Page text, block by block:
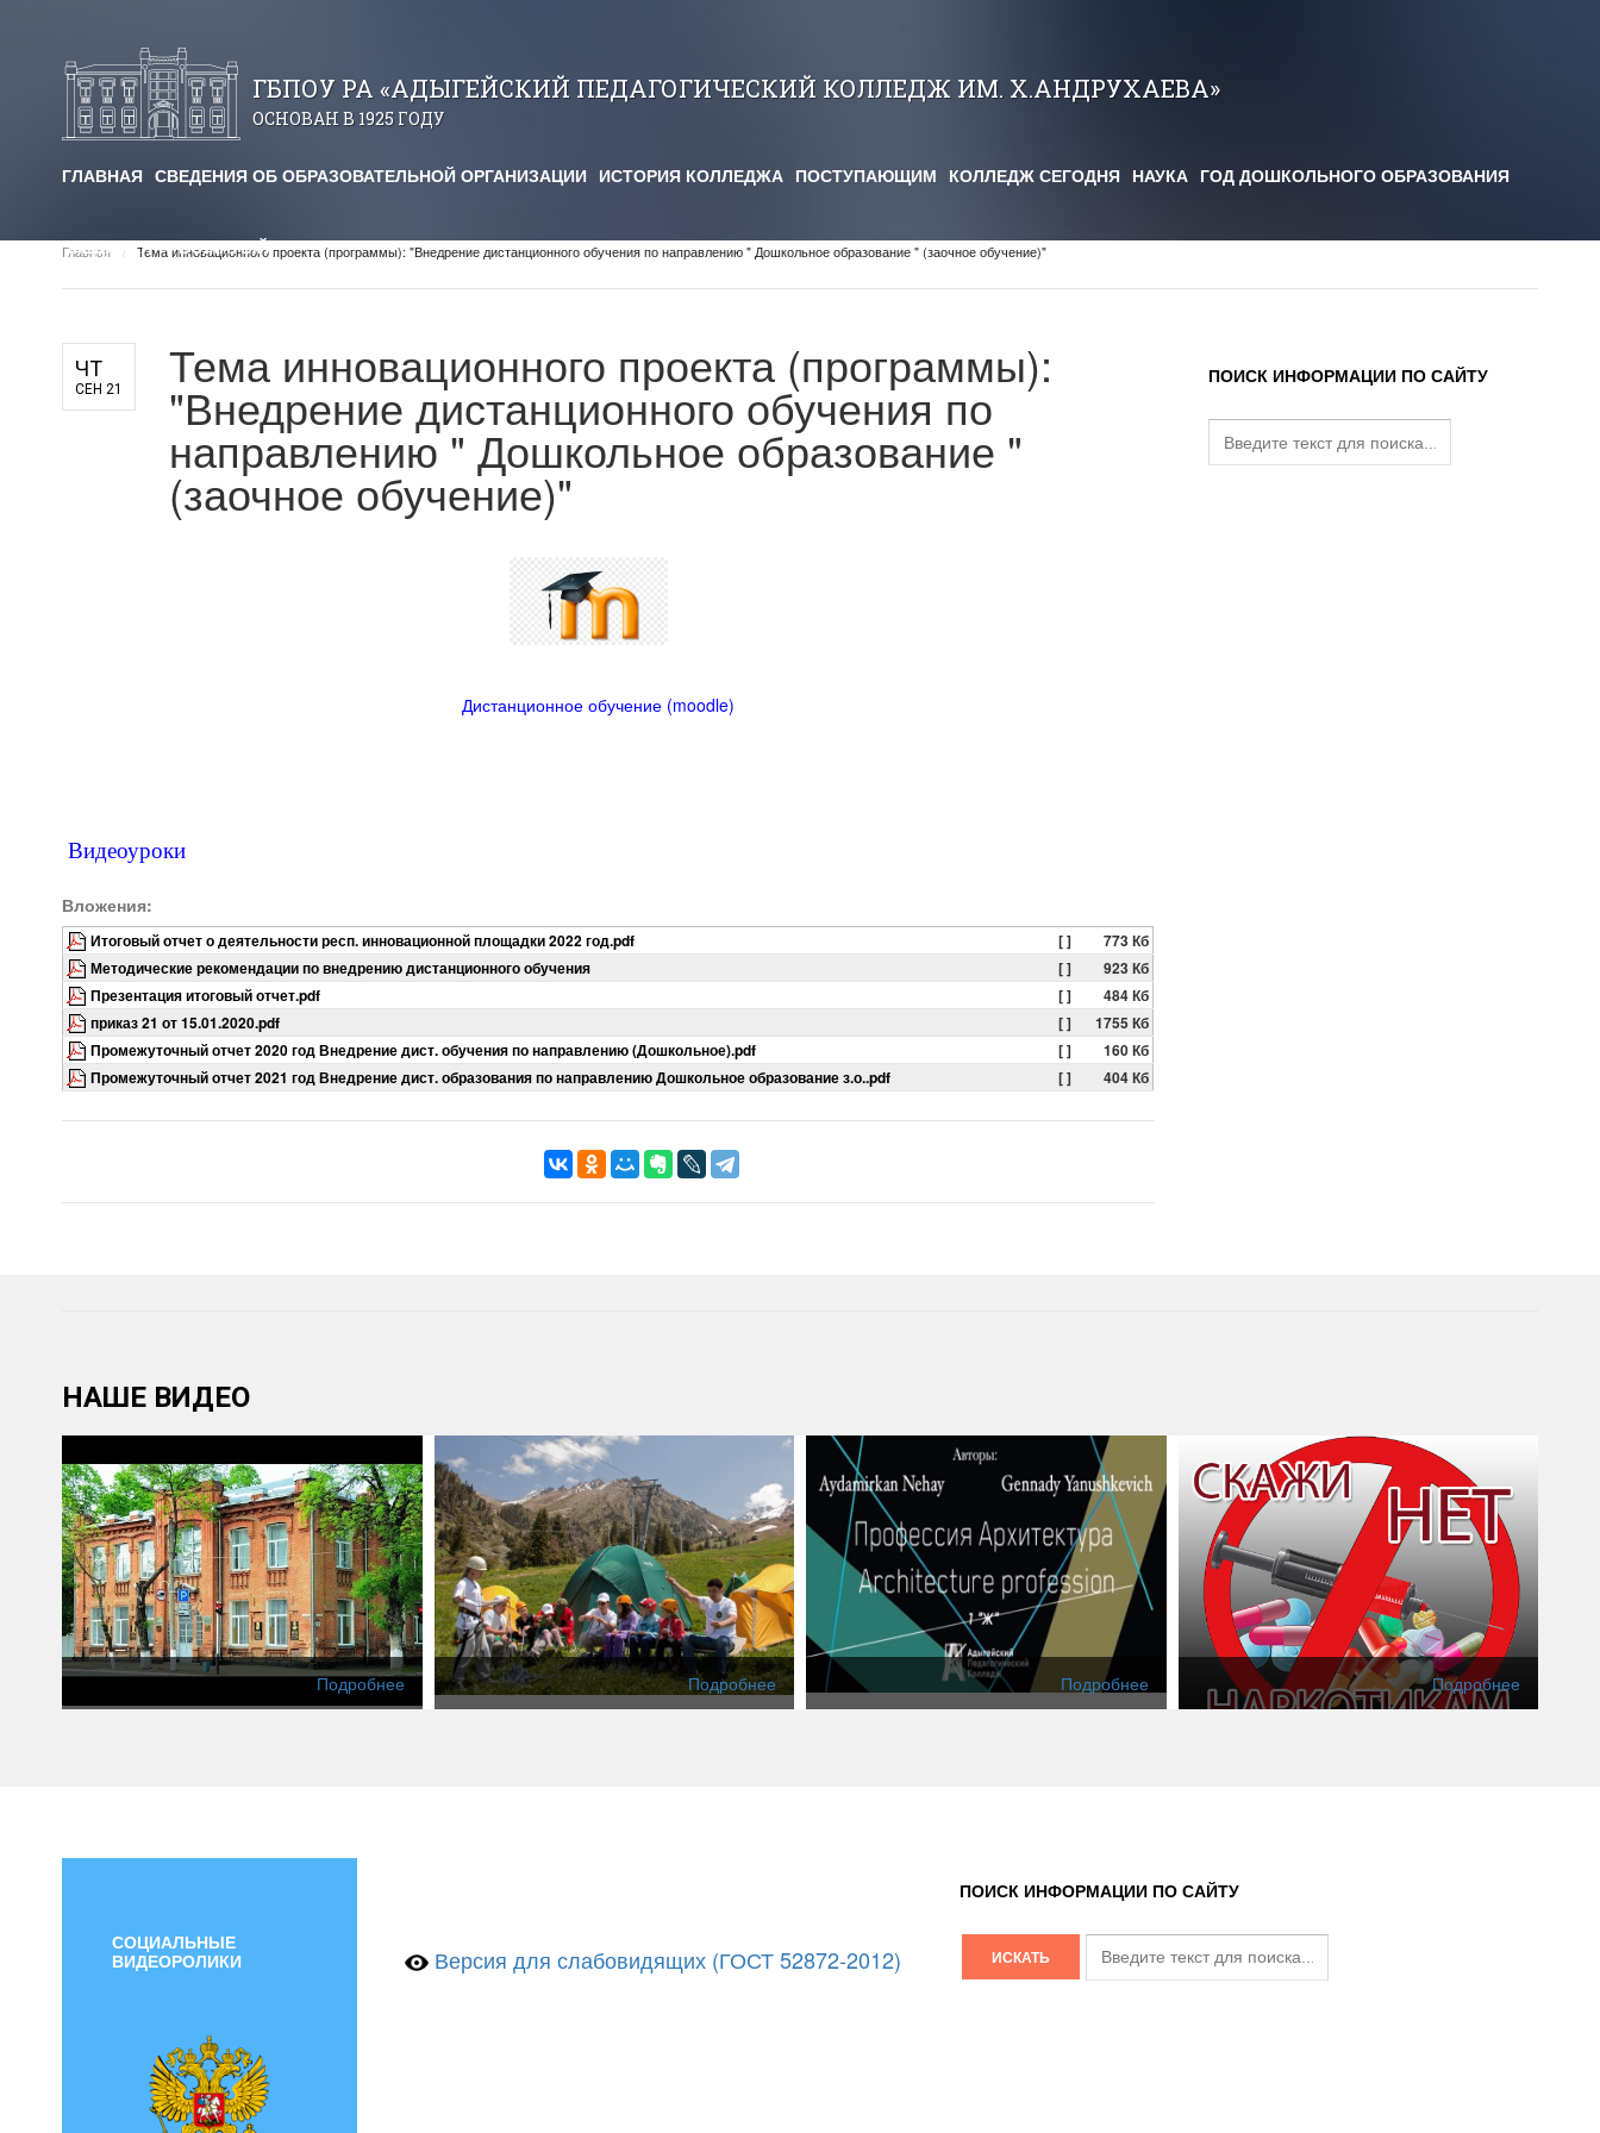
ГБПОУ РА «АДЫГЕЙСКИЙ ПЕДАГОГИЧЕСКИЙ КОЛЛЕДЖ ИМ. Х.АНДРУХАЕВА»
ОСНОВАН В 1925 ГОДУ
ГЛАВНАЯ СВЕДЕНИЯ ОБ ОБРАЗОВАТЕЛЬНОЙ ОРГАНИЗАЦИИ ИСТОРИЯ КОЛЛЕДЖА ПОСТУПАЮЩИМ КОЛЛЕДЖ СЕГОДНЯ
Х. Андрухаева"
НАУКА ГОД ДОШКОЛЬНОГО ОБРАЗОВАНИЯ
МЕДИА Я — ВОЖАТЫЙ!
Главная / Тема инновационного проекта (программы): "Внедрение дистанционного обучения по направлению " Дошкольное образование " (заочное обучение)"
ЧТ
СЕН 21 Тема инновационного проекта (программы):
"Внедрение дистанционного обучения по
направлению " Дошкольное образование "
(заочное обучение)"
Дистанционное обучение (moodle)
Видеоуроки
Вложения:
Итоговый отчет о деятельности респ. инновационной площадки 2022 год.pdf [ ]
773 Кб
Методические рекомендации по внедрению дистанционного обучения
[ ]
923 Кб
Презентация итоговый отчет.pdf
[ ]
484 Кб
приказ 21 от 15.01.2020.pdf
[ ]
1755 Кб
Промежуточный отчет 2020 год Внедрение дист. обучения по направлению (Дошкольное).pdf
[ ]
160 Кб
Промежуточный отчет 2021 год Внедрение дист. образования по направлению Дошкольное образование з.о..pdf
[ ] 404 Кб
ПОИСК ИНФОРМАЦИИ ПО САЙТУ
НАШЕ ВИДЕО
Подробнее Подробнее Подробнее Подробнее
СОЦИАЛЬНЫЕ
ВИДЕОРОЛИКИ
Версия для слабовидящих (ГОСТ 52872-2012)
ПОИСК ИНФОРМАЦИИ ПО САЙТУ